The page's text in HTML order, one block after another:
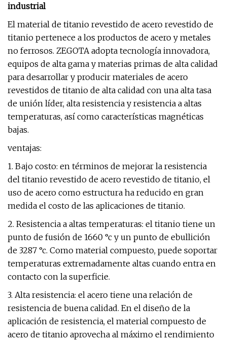
industrial
El material de titanio revestido de acero revestido de
titanio pertenece a los productos de acero y metales
no ferrosos. ZEGOTA adopta tecnología innovadora,
equipos de alta gama y materias primas de alta calidad
para desarrollar y producir materiales de acero
revestidos de titanio de alta calidad con una alta tasa
de unión líder, alta resistencia y resistencia a altas
temperaturas, así como características magnéticas
bajas.
ventajas:
1. Bajo costo: en términos de mejorar la resistencia
del titanio revestido de acero revestido de titanio, el
uso de acero como estructura ha reducido en gran
medida el costo de las aplicaciones de titanio.
2. Resistencia a altas temperaturas: el titanio tiene un
punto de fusión de 1660 °c y un punto de ebullición
de 3287 °c. Como material compuesto, puede soportar
temperaturas extremadamente altas cuando entra en
contacto con la superficie.
3. Alta resistencia: el acero tiene una relación de
resistencia de buena calidad. En el diseño de la
aplicación de resistencia, el material compuesto de
acero de titanio aprovecha al máximo el rendimiento